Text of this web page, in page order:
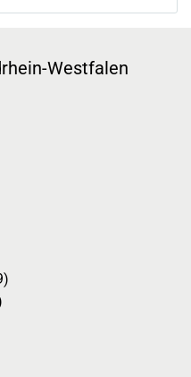
Westfalen